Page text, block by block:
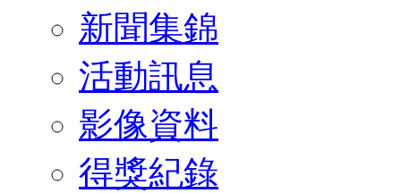
新聞集錦
活動訊息
影像資料
得獎紀錄